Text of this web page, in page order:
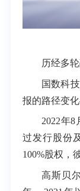
历经多
国数科
报的路径变
2022年
过发行股份
100%股权，
高斯贝